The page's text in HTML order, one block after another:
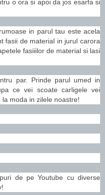
o ora si apoi da jos esarfa si
in parul tau este acela
fasii de material in jurul carora
fasiiilor de material si lasi
par. Prinde parul umed in
ce vei scoate carligele vei
moda in zilele noastre!
de pe Youtube cu diverse